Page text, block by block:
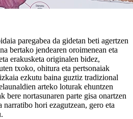
paregabea da gidetan beti agertzen
bertako jendearen oroimenean eta
erakusketa originalen bidez,
txoko, ohitura eta pertsonaiak
ezkutu baina guztiz tradizional
arteko loturak ehuntzen
bere nortasunaren parte gisa onartzen
hori ezagutzean, gero eta